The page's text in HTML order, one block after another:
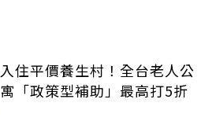
入住平價養生村！全台老人公
寓「政策型補助」最高打5折